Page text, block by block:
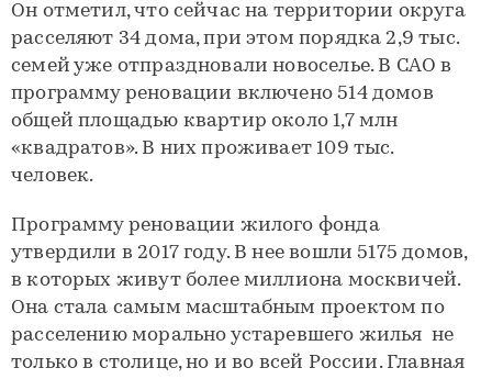
Он отметил, что сейчас на территории округа
расселяют 34 дома, при этом порядка 2,9 тыс.
семей уже отпраздновали новоселье. В САО в
программу реновации включено 514 домов
общей площадью квартир около 1,7 млн
«квадратов». В них проживает 109 тыс.
человек.
Программу реновации жилого фонда
утвердили в 2017 году. В нее вошли 5175 домов,
в которых живут более миллиона москвичей.
Она стала самым масштабным проектом по
расселению морально устаревшего жилья не
только в столице, но и во всей России. Главная